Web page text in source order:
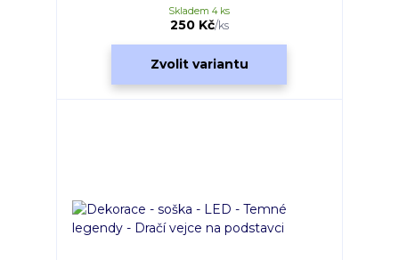
250 Kč/ks
Skladem 4 ks
Zvolit variantu